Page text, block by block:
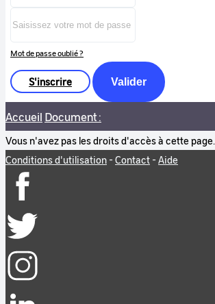
Mot de passe oublié ?
S'inscrire Valider
Accueil Document :
Vous n'avez pas les droits d'accès à cette page.
Conditions d'utilisation - Contact - Aide